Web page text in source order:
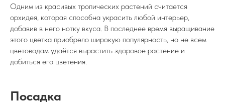
Одним из красивых тропических растений считается
орхидея, которая способна украсить любой интерьер,
добавив в него нотку вкуса. В последнее время выращивание
этого цветка приобрело широкую популярность, но не всем
цветоводам удаётся вырастить здоровое растение и
добиться его цветения.
Посадка